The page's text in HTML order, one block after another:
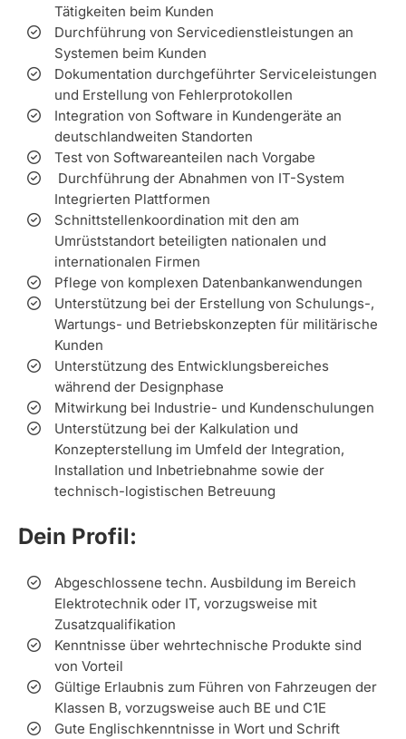
Tätigkeiten beim Kunden
Durchführung von Servicedienstleistungen an
Systemen beim Kunden
Dokumentation durchgeführter Serviceleistungen
und Erstellung von Fehlerprotokollen
Integration von Software in Kundengeräte an
deutschlandweiten Standorten
Test von Softwareanteilen nach Vorgabe
Durchführung der Abnahmen von IT-System
Integrierten Plattformen
Schnittstellenkoordination mit den am
Umrüststandort beteiligten nationalen und
internationalen Firmen
Pflege von komplexen Datenbankanwendungen
Unterstützung bei der Erstellung von Schulungs-,
Wartungs- und Betriebskonzepten für militärische
Kunden
Unterstützung des Entwicklungsbereiches
während der Designphase
Mitwirkung bei Industrie- und Kundenschulungen
Unterstützung bei der Kalkulation und
Konzepterstellung im Umfeld der Integration,
Installation und Inbetriebnahme sowie der
technisch-logistischen Betreuung
Dein Profil:
Abgeschlossene techn. Ausbildung im Bereich
Elektrotechnik oder IT, vorzugsweise mit
Zusatzqualifikation
Kenntnisse über wehrtechnische Produkte sind
von Vorteil
Gültige Erlaubnis zum Führen von Fahrzeugen der
Klassen B, vorzugsweise auch BE und C1E
Gute Englischkenntnisse in Wort und Schrift